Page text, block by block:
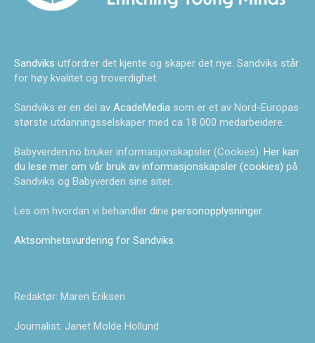
Sandviks utfordrer det kjente og skaper det nye. Sandviks står
for høy kvalitet og troverdighet.
Sandviks er en del av AcadeMedia som er et av Nord-Europas
største utdanningsselskaper med ca 18 000 medarbeidere.
Babyverden.no bruker informasjonskapsler (Cookies). Her kan
du lese mer om vår bruk av informasjonskapsler (cookies) på
Sandviks og Babyverden sine siter.
Les om hvordan vi behandler dine personopplysninger.
Aktsomhetsvurdering for Sandviks.
Redaktør: Maren Eriksen
Journalist: Janet Molde Hollund